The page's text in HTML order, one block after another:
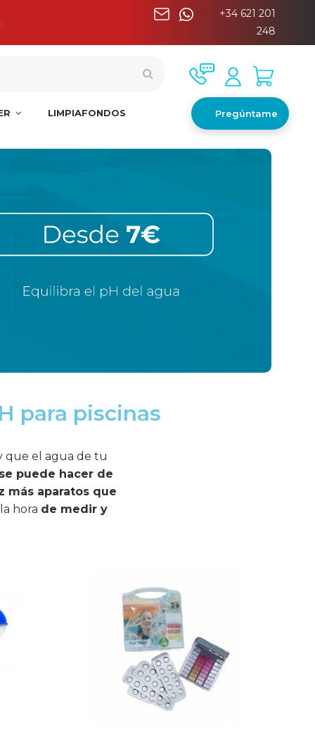
+34 621 201
248
LIMPIAFONDOS Pregúntame
para piscinas
que el agua de tu
puede hacer de
más aparatos que
hora de medir y